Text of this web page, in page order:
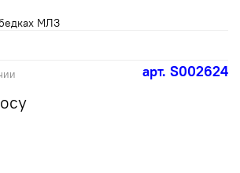
арт. S002624
МЛЗ